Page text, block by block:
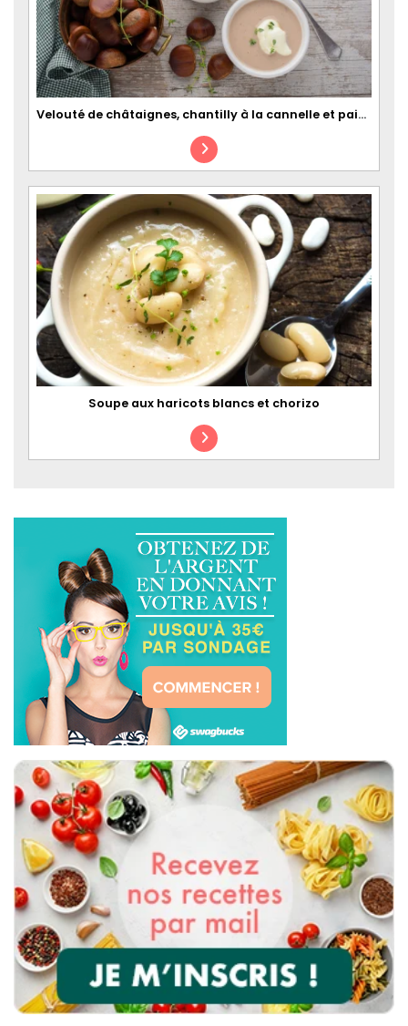
Velouté de châtaignes, chantilly à la cannelle et pain d'épices croustillant
Soupe aux haricots blancs et chorizo